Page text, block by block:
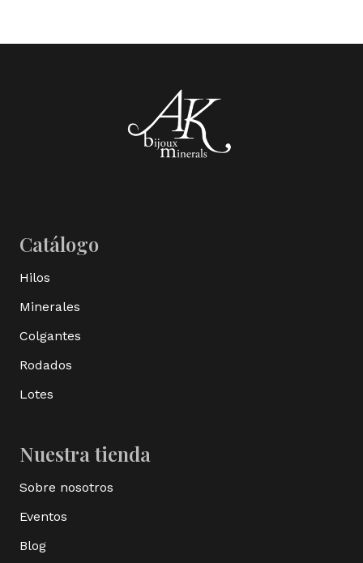
Catálogo
Hilos
Minerales
Colgantes
Rodados
Lotes
Nuestra tienda
Sobre nosotros
Eventos
Blog